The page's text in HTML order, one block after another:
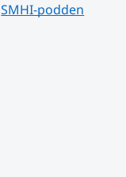
SMHI-podden